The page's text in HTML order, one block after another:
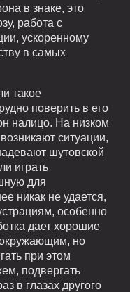
в знаке, это
работа с
ускоренному
в самых
такое
поверить в его
налицо. На низком
ситуации,
шутовской
играть
для
никак не удается,
особенно
дает хорошие
окружающим, но
при этом
подвергать
в глазах другого